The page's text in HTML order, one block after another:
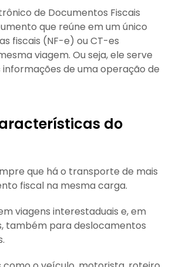
de Documentos Fiscais
que reúne em um único
fiscais (NF-e) ou CT-es
viagem. Ou seja, ele serve
de uma operação de
do
que há o transporte de mais
fiscal na mesma carga.
viagens interestaduais e, em
também para deslocamentos